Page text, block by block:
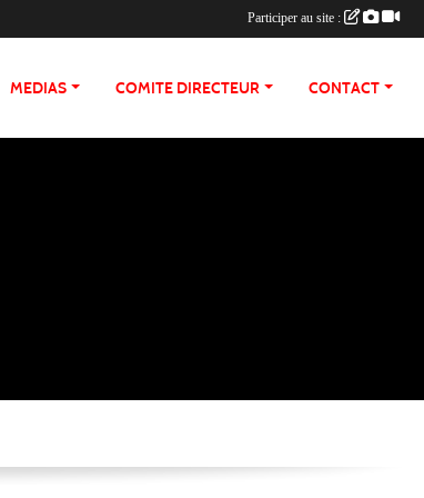
MEDIAS COMITE DIRECTEUR CONTACT
Participer au site :